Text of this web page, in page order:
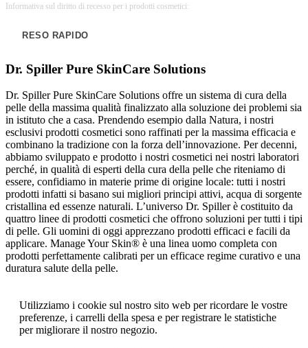
Informativa sul diritto di recesso per i prodotti cosmetici:
RESO RAPIDO
Dr. Spiller Pure SkinCare Solutions
Dr. Spiller Pure SkinCare Solutions offre un sistema di cura della
pelle della massima qualità finalizzato alla soluzione dei problemi sia
in istituto che a casa. Prendendo esempio dalla Natura, i nostri
esclusivi prodotti cosmetici sono raffinati per la massima efficacia e
combinano la tradizione con la forza dell’innovazione. Per decenni,
abbiamo sviluppato e prodotto i nostri cosmetici nei nostri laboratori
perché, in qualità di esperti della cura della pelle che riteniamo di
essere, confidiamo in materie prime di origine locale: tutti i nostri
prodotti infatti si basano sui migliori principi attivi, acqua di sorgente
cristallina ed essenze naturali. L’universo Dr. Spiller è costituito da
quattro linee di prodotti cosmetici che offrono soluzioni per tutti i tipi
di pelle. Gli uomini di oggi apprezzano prodotti efficaci e facili da
applicare. Manage Your Skin® è una linea uomo completa con
prodotti perfettamente calibrati per un efficace regime curativo e una
duratura salute della pelle.
Utilizziamo i cookie sul nostro sito web per ricordare le vostre
preferenze, i carrelli della spesa e per registrare le statistiche
per migliorare il nostro negozio.